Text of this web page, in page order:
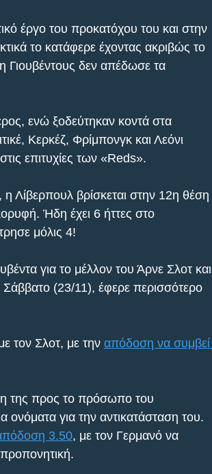
έργο του προκατόχου του και στην
το κατάφερε έχοντας ακριβώς το
Γιουβέντους δεν απέδωσε τα
ενώ ξοδεύτηκαν κοντά στα
Κερκέζ, Φρίμπονγκ και Λεόνι
επιτυχίες των «Reds».
Λίβερπουλ βρίσκεται στην 12η θέση
Ήδη έχει 6 ήττες στο
μόλις 4!
για το μέλλον του Άρνε Σλοτ και
(23/11), έφερε περισσότερο
τον Σλοτ, με την απόδοση να συμβεί
της προς το πρόσωπο του
για την αντικατάσταση του.
3.50, με τον Γερμανό να